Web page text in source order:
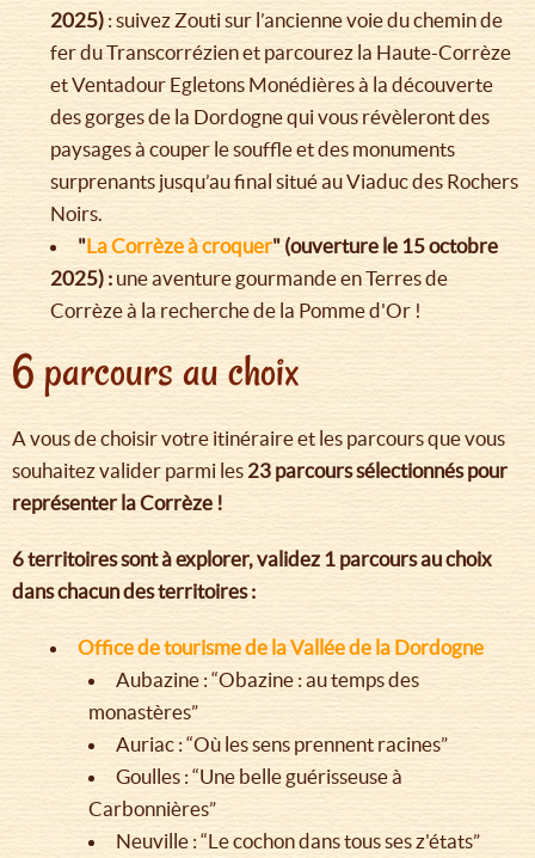
2025) : suivez Zouti sur l’ancienne voie du chemin de
fer du Transcorrézien et parcourez la Haute-Corrèze
et Ventadour Egletons Monédières à la découverte
des gorges de la Dordogne qui vous révèleront des
paysages à couper le souffle et des monuments
surprenants jusqu’au final situé au Viaduc des Rochers
Noirs.
"La Corrèze à croquer" (ouverture le 15 octobre
2025) : une aventure gourmande en Terres de
Corrèze à la recherche de la Pomme d'Or !
6 parcours au choix
A vous de choisir votre itinéraire et les parcours que vous
souhaitez valider parmi les 23 parcours sélectionnés pour
représenter la Corrèze !
6 territoires sont à explorer, validez 1 parcours au choix
dans chacun des territoires :
Office de tourisme de la Vallée de la Dordogne
Aubazine : “Obazine : au temps des
monastères”
Auriac : “Où les sens prennent racines”
Goulles : “Une belle guérisseuse à
Carbonnières”
Neuville : “Le cochon dans tous ses z'états”